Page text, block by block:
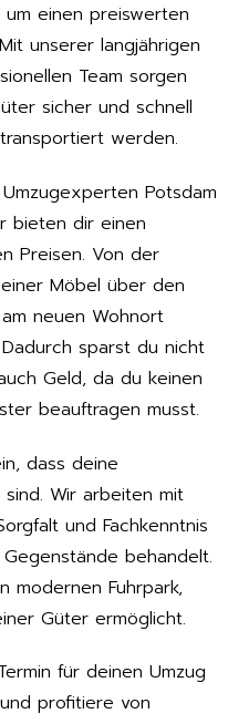
einen preiswerten
unserer langjährigen
Team sorgen
sicher und schnell
werden.
Potsdam
bieten dir einen
Preisen. Von der
Möbel über den
neuen Wohnort
sparst du nicht
Geld, da du keinen
beauftragen musst.
dass deine
Wir arbeiten mit
und Fachkenntnis
behandelt.
modernen Fuhrpark,
Güter ermöglicht.
für deinen Umzug
profitiere von